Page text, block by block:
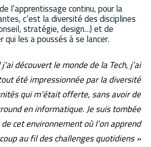
l’apprentissage continu, pour la
c’est la diversité des disciplines
stratégie, design…) et de
qui les a poussés à se lancer.
découvert le monde de la Tech, j’ai
été impressionnée par la diversité
qui m’était offerte, sans avoir de
en informatique. Je suis tombée
cet environnement où l’on apprend
au fil des challenges quotidiens »